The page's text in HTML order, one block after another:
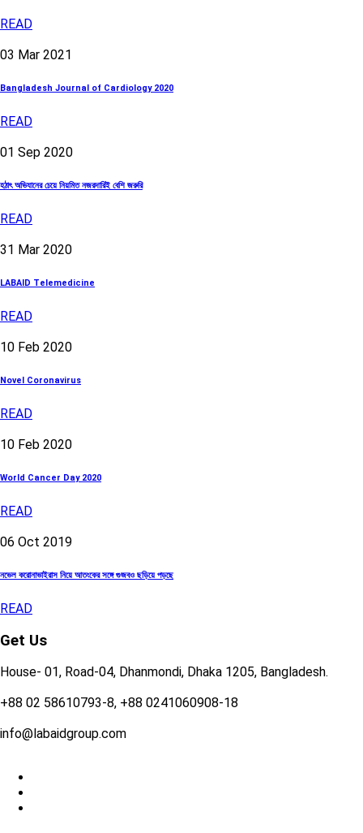
READ
03 Mar 2021
Bangladesh Journal of Cardiology 2020
READ
01 Sep 2020
হঠাৎ অভিযানের চেয়ে নিয়মিত নজরদারিই বেশি জরুরি
READ
31 Mar 2020
LABAID Telemedicine
READ
10 Feb 2020
Novel Coronavirus
READ
10 Feb 2020
World Cancer Day 2020
READ
06 Oct 2019
নভেল করোনাভাইরাস নিয়ে আতংকের সঙ্গে গুজবও ছড়িয়ে পড়ছে
READ
Get Us
House- 01, Road-04, Dhanmondi, Dhaka 1205, Bangladesh.
+88 02 58610793-8, +88 0241060908-18
info@labaidgroup.com